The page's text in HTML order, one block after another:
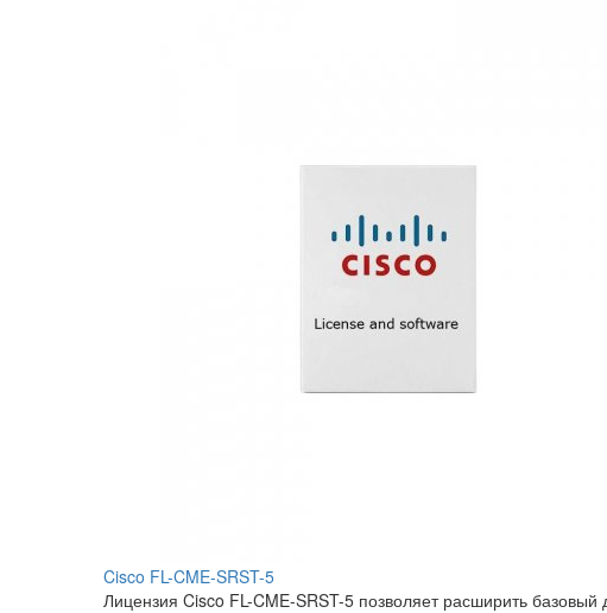
Cisco FL-CME-SRST-5
Лицензия Cisco FL-CME-SRST-5 позволяет расширить